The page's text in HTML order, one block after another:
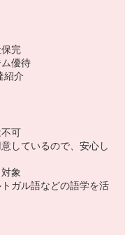
完
優待
紹介
可
しているので、安心し
象
ガル語などの語学を活